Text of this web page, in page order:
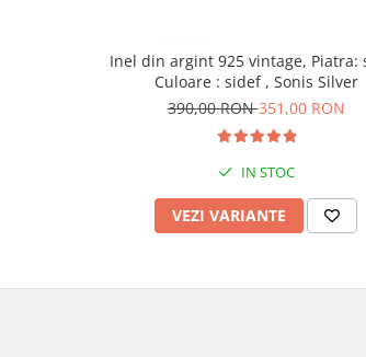
Inel din argint 925 vintage, Piatra:
Culoare : sidef , Sonis Silver
390,00 RON351,00 RON
IN STOC
VEZI VARIANTE